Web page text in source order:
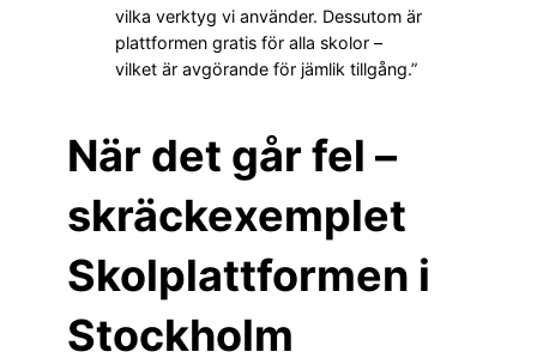
vilka verktyg vi använder. Dessutom är
plattformen gratis för alla skolor –
vilket är avgörande för jämlik tillgång.”
När det går fel –
skräckexemplet
Skolplattformen i
Stockholm